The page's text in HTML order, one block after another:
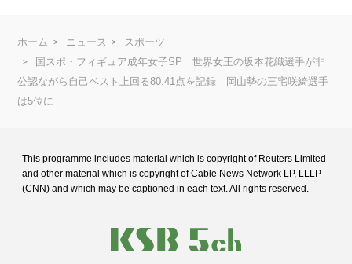
ホーム ニュース
スポーツ
国スポ・フィギュア成年女子SP 世界女王の坂本花織選手が非
公認ながら自己ベスト上回る80.41点を記録 岡山勢の三宅咲綺選手
は5位に
This programme includes material which is copyright of Reuters Limited
and other material which is copyright of Cable News Network LP, LLLP
(CNN) and which may be captioned in each text. All rights reserved.